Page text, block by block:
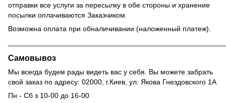
отправки все услуги за пересылку в обе стороны и хранение
посылки оплачиваются Заказчиком.
Возможна оплата при обналичивании (наложенный платеж).
Самовывоз
Мы всегда будем рады видеть вас у себя.
Вы можете забрать
свой заказ по адресу: 02000, г.Киев, ул. Якова Гнездовского 1А
Пн - Сб з 10-00 до 16-00